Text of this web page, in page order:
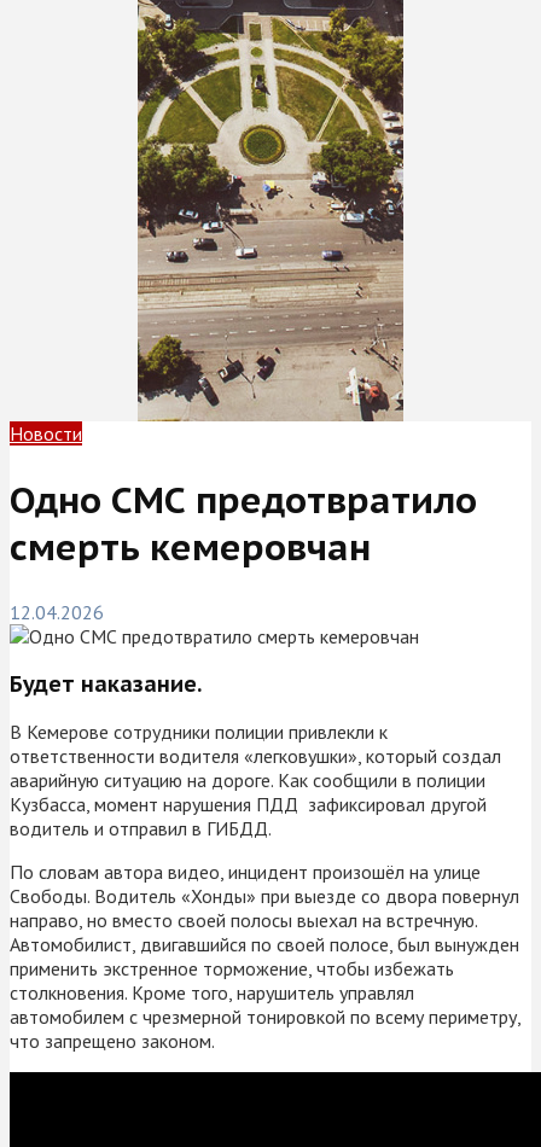
Новости
Одно СМС предотвратило
смерть кемеровчан
12.04.2026
Будет наказание.
В Кемерове сотрудники полиции привлекли к
ответственности водителя «легковушки», который создал
аварийную ситуацию на дороге. Как сообщили в полиции
Кузбасса, момент нарушения ПДД зафиксировал другой
водитель и отправил в ГИБДД.
По словам автора видео, инцидент произошёл на улице
Свободы. Водитель «Хонды» при выезде со двора повернул
направо, но вместо своей полосы выехал на встречную.
Автомобилист, двигавшийся по своей полосе, был вынужден
применить экстренное торможение, чтобы избежать
столкновения. Кроме того, нарушитель управлял
автомобилем с чрезмерной тонировкой по всему периметру,
что запрещено законом.